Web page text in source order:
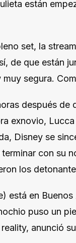
están
set, la
de que están
segura.
después de
exnovio,
Disney se
con su
los
está en
puso un
anunció